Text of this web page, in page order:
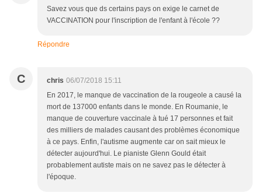
Savez vous que ds certains pays on exige le carnet de
VACCINATION pour l'inscription de l'enfant à l'école ??
Répondre
C chris 06/07/2018 15:11
En 2017, le manque de vaccination de la rougeole a causé la
mort de 137000 enfants dans le monde. En Roumanie, le
manque de couverture vaccinale à tué 17 personnes et fait
des milliers de malades causant des problèmes économique
à ce pays. Enfin, l'autisme augmente car on sait mieux le
détecter aujourd'hui. Le pianiste Glenn Gould était
probablement autiste mais on ne savez pas le détecter à
l'époque.